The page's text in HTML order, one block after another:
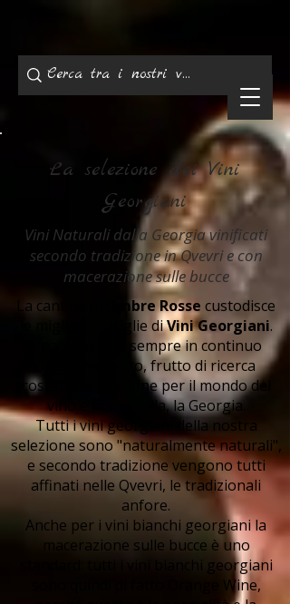
La selezione dei Vini
Georgiani
Vini Naturali dalla Georgia vinificati
secondo tradizione in Qvevri e con
macerazione sulle bucce
La cantina di Ombre Rosse custodisce
le migliori bottiglie diVini Georgiani.
Una selezione sempre in continuo
aggiornamento, frutto di ricerca
costante e passione per il mondo del
vino e la sua culla, la Georgia.
Tutti i vini georgiani della nostra
selezione sono "naturalmente naturali",
e secondo tradizione vengono tutti
affinati nelle Qvevri, le tradizionali
anfore.
Anche per i vini bianchi georgiani la
macerazione sulle bucce è uno
standard: tutti i vini bianchi georgiani
sono quindi di fatto Orange Wine,